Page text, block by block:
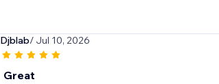
Djblab/ Jul 10, 2026
Great